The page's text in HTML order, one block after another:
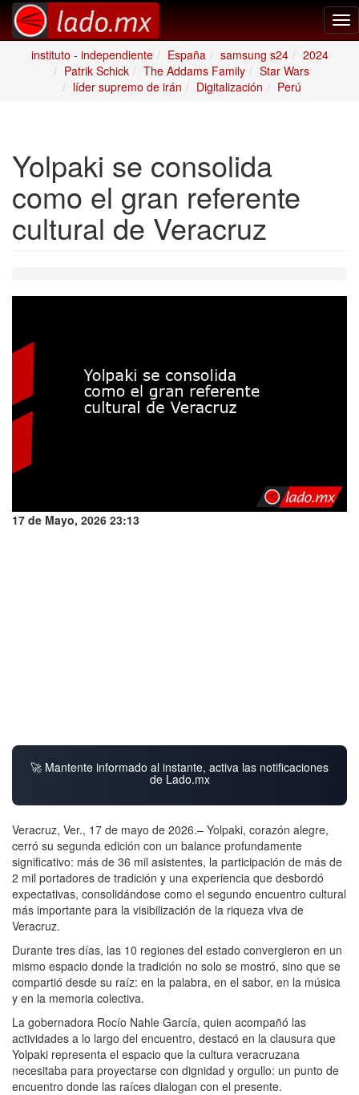
instituto - independiente
España samsung s24
2024
Patrik Schick
The Addams Family
Star Wars
líder supremo de irán
Digitalización Perú
Yolpaki se consolida
como el gran referente
cultural de Veracruz
17 de Mayo, 2026 23:13
🚀 Mantente informado al instante, activa las notificaciones
de Lado.mx
Veracruz, Ver., 17 de mayo de 2026.– Yolpaki, corazón alegre,
cerró su segunda edición con un balance profundamente
significativo: más de 36 mil asistentes, la participación de más de
2 mil portadores de tradición y una experiencia que desbordó
expectativas, consolidándose como el segundo encuentro cultural
más importante para la visibilización de la riqueza viva de
Veracruz.
Durante tres días, las 10 regiones del estado convergieron en un
mismo espacio donde la tradición no solo se mostró, sino que se
compartió desde su raíz: en la palabra, en el sabor, en la música
y en la memoria colectiva.
La gobernadora Rocío Nahle García, quien acompañó las
actividades a lo largo del encuentro, destacó en la clausura que
Yolpaki representa el espacio que la cultura veracruzana
necesitaba para proyectarse con dignidad y orgullo: un punto de
encuentro donde las raíces dialogan con el presente.